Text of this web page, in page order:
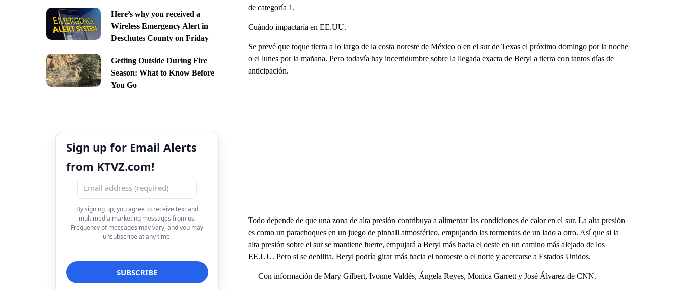
Here’s why you received a
Wireless Emergency Alert in
Deschutes County on Friday
Getting Outside During Fire
Season: What to Know Before
You Go
Sign up for Email Alerts
from KTVZ.com!
By signing up, you agree to receive text and
multimedia marketing messages from us.
Frequency of messages may vary, and you may
unsubscribe at any time.
de categoría 1.
Cuándo impactaría en EE.UU.
Se prevé que toque tierra a lo largo de la costa noreste de México o en el sur de Texas el próximo domingo por la noche
o el lunes por la mañana. Pero todavía hay incertidumbre sobre la llegada exacta de Beryl a tierra con tantos días de
anticipación.
Todo depende de que una zona de alta presión contribuya a alimentar las condiciones de calor en el sur. La alta presión
es como un parachoques en un juego de pinball atmosférico, empujando las tormentas de un lado a otro. Así que si la
alta presión sobre el sur se mantiene fuerte, empujará a Beryl más hacia el oeste en un camino más alejado de los
EE.UU. Pero si se debilita, Beryl podría girar más hacia el noroeste o el norte y acercarse a Estados Unidos.
— Con información de Mary Gilbert, Ivonne Valdés, Ángela Reyes, Monica Garrett y José Álvarez de CNN.